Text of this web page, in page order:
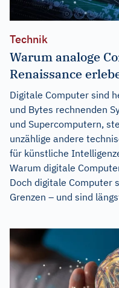
Technik
Warum analoge
Renaissance
Digitale Computer sind
und Bytes rechnenden
und Supercomputern,
unzählige andere
für künstliche
Warum digitale
Doch digitale Computer
Grenzen – und sind